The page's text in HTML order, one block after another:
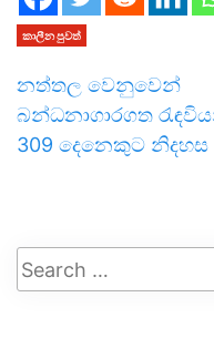
කාලීන පුවත්
නත්තල වෙනුවෙන්
බන්ධනාගාරගත
309 දෙනෙකුට නිදහස